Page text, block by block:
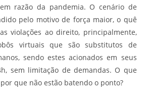
razão da pandemia. O cenário de
pelo motivo de força maior, o quê
violações ao direito, principalmente,
virtuais que são substitutos de
sendo estes acionados em seus
sem limitação de demandas. O que
que não estão batendo o ponto?